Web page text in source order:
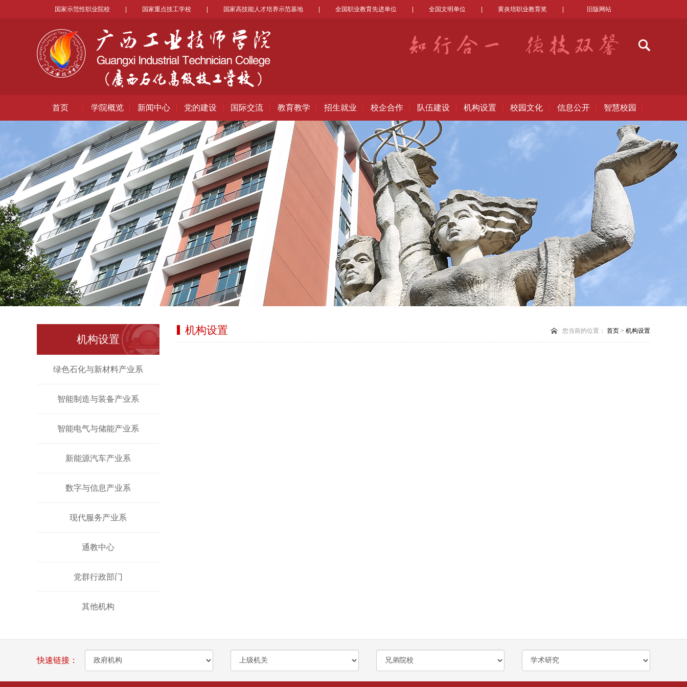
国家示范性职业院校 国家重点技工学校 国家高技能人才培养示范基地 全国职业教育先进单位 全国文明单位 黄炎培职业教育奖 旧版网站
首页 学院概览 新闻中心 党的建设 国际交流 教育教学 招生就业 校企合作 队伍建设 机构设置 校园文化 信息公开 智慧校园
机构设置
绿色石化与新材料产业系
智能制造与装备产业系
智能电气与储能产业系
新能源汽车产业系
数字与信息产业系
现代服务产业系
通教中心
党群行政部门
其他机构
机构设置 您当前的位置： 首页 > 机构设置
快速链接：